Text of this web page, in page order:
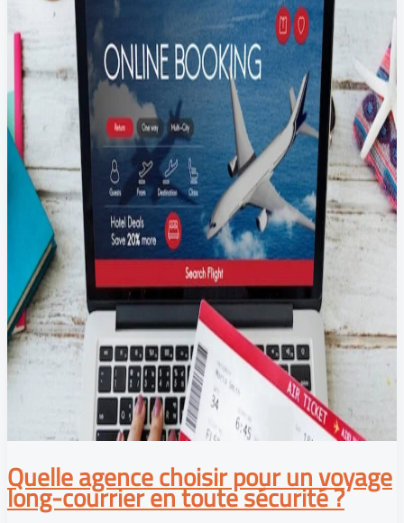
Quelle agence choisir pour un voyage
long-courrier en toute sécurité ?